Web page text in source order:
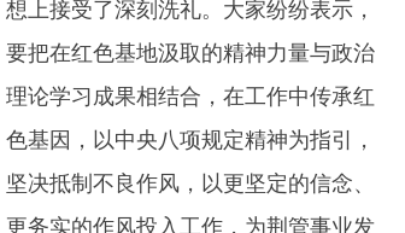
想上接受了深刻洗礼。大家纷纷表示，
要把在红色基地汲取的精神力量与政治
理论学习成果相结合，在工作中传承红
色基因，以中央八项规定精神为指引，
坚决抵制不良作风，以更坚定的信念、
更务实的作风投入工作，为荆管事业发